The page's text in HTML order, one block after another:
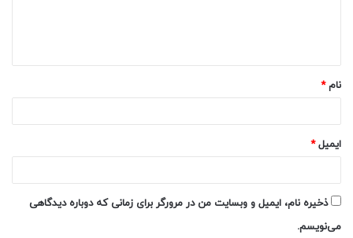
*
نام*
ایمیل*
ذخیره نام، ایمیل و وبسایت من در مرورگر برای زمانی که دوباره دیدگاهی
می‌نویسم.